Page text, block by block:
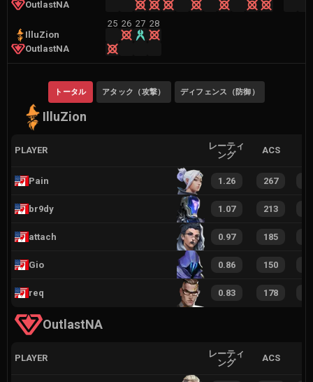
OutlastNA
IlluZion
OutlastNA
25 26 27 28
IlluZion
トータル アタック（攻撃） ディフェンス（防御）
PLAYER
レーティ
ング
ACS
Pain 1.26 267
br9dy 1.07 213
attach 0.97 185
Gio 0.86 150
req 0.83 178
OutlastNA
PLAYER
レーティ
ング
ACS